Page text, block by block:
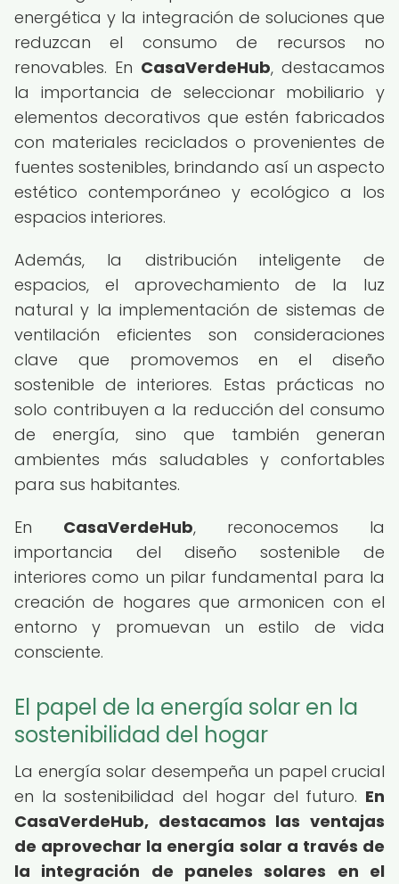
energética y la integración de soluciones que
reduzcan el consumo de recursos no
renovables. En CasaVerdeHub, destacamos
la importancia de seleccionar mobiliario y
elementos decorativos que estén fabricados
con materiales reciclados o provenientes de
fuentes sostenibles, brindando así un aspecto
estético contemporáneo y ecológico a los
espacios interiores.
Además, la distribución inteligente de
espacios, el aprovechamiento de la luz
natural y la implementación de sistemas de
ventilación eficientes son consideraciones
clave que promovemos en el diseño
sostenible de interiores. Estas prácticas no
solo contribuyen a la reducción del consumo
de energía, sino que también generan
ambientes más saludables y confortables
para sus habitantes.
En CasaVerdeHub, reconocemos la
importancia del diseño sostenible de
interiores como un pilar fundamental para la
creación de hogares que armonicen con el
entorno y promuevan un estilo de vida
consciente.
El papel de la energía solar en la
sostenibilidad del hogar
La energía solar desempeña un papel crucial
en la sostenibilidad del hogar del futuro. En
CasaVerdeHub, destacamos las ventajas
de aprovechar la energía solar a través de
la integración de paneles solares en el